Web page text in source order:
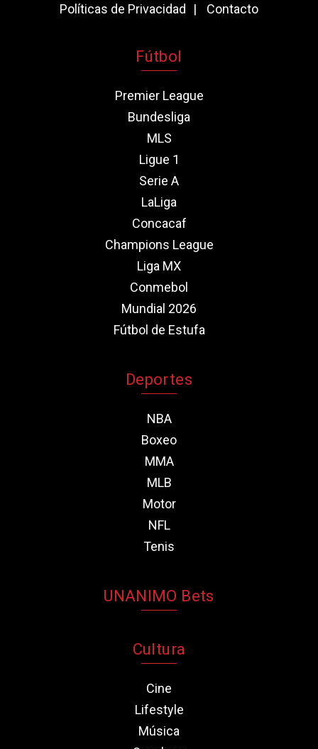
Políticas de Privacidad
Contacto
Fútbol
Premier League
Bundesliga
MLS
Ligue 1
Serie A
LaLiga
Concacaf
Champions League
Liga MX
Conmebol
Mundial 2026
Fútbol de Estufa
Deportes
NBA
Boxeo
MMA
MLB
Motor
NFL
Tenis
UNANIMO Bets
Cultura
Cine
Lifestyle
Música